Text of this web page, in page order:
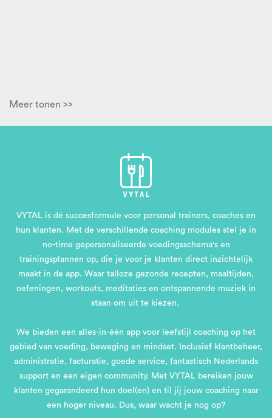
Meer tonen >>
VYTAL is dé succesformule voor personal trainers, coaches en
hun klanten. Met de verschillende coaching modules stel je in
no-time gepersonaliseerde voedingsschema's en
trainingsplannen op, die je voor je klanten direct inzichtelijk
maakt in de app. Waar talloze gezonde recepten, maaltijden,
oefeningen, workouts, meditaties en ontspannende muziek in
staan om uit te kiezen.
We bieden een alles-in-één app voor leefstijl coaching op het
gebied van voeding, beweging en mindset. Inclusief klantbeheer,
administratie, facturatie, goede service, fantastisch Nederlands
support en een eigen community. Met VYTAL bereiken jouw
klanten gegarandeerd hun doel(en) en til jij jouw coaching naar
een hoger niveau. Dus, waar wacht je nog op?